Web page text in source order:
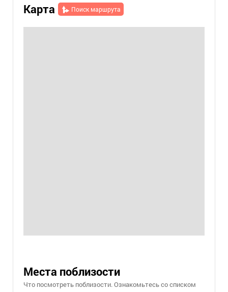
Карта Поиск маршрута
Места поблизости
Что посмотреть поблизости. Ознакомьтесь со списком